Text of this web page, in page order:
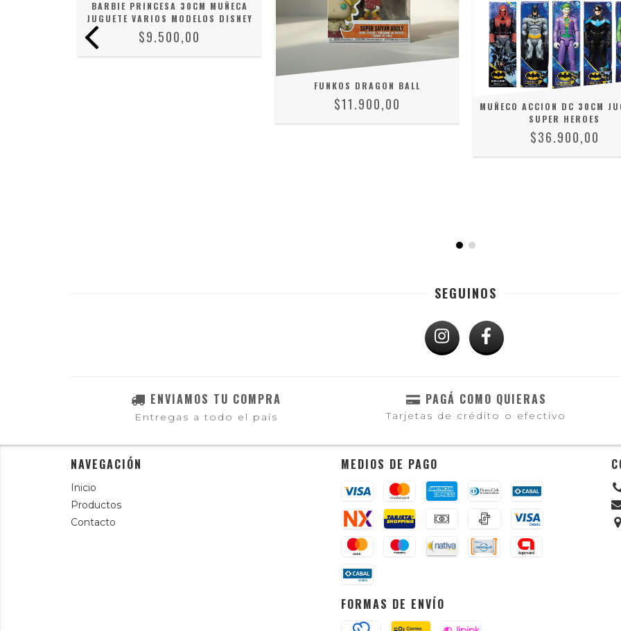
BARBIE PRINCESA 30CM MUÑECA
JUGUETE VARIOS MODELOS DISNEY
$9.500,00
FUNKOS DRAGON BALL
$11.900,00
MUÑECO ACCION DC 30CM
SUPER HEROES
$36.900,00
SEGUINOS
ENVIAMOS TU COMPRA
Entregas a todo el país
PAGÁ COMO QUIERAS
Tarjetas de crédito o efectivo
NAVEGACIÓN
Inicio
Productos
Contacto
MEDIOS DE PAGO
FORMAS DE ENVÍO